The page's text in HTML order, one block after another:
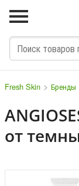
Fresh Skin > Бренды
от
M N O P